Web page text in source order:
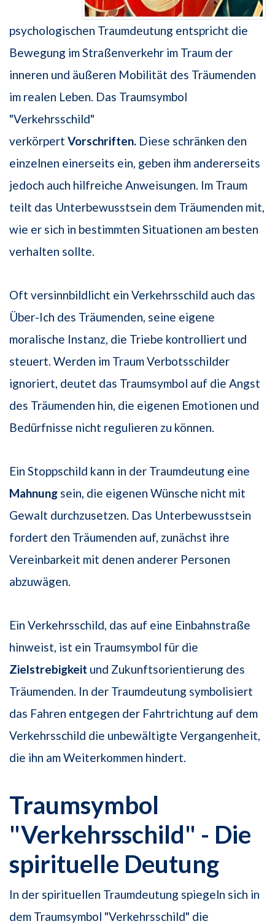
psychologischen Traumdeutung entspricht die
Bewegung im Straßenverkehr im Traum der
inneren und äußeren Mobilität des Träumenden
im realen Leben. Das Traumsymbol
"Verkehrsschild"
verkörpert Vorschriften. Diese schränken den
einzelnen einerseits ein, geben ihm andererseits
jedoch auch hilfreiche Anweisungen. Im Traum
teilt das Unterbewusstsein dem Träumenden mit,
wie er sich in bestimmten Situationen am besten
verhalten sollte.
Oft versinnbildlicht ein Verkehrsschild auch das
Über-Ich des Träumenden, seine eigene
moralische Instanz, die Triebe kontrolliert und
steuert. Werden im Traum Verbotsschilder
ignoriert, deutet das Traumsymbol auf die Angst
des Träumenden hin, die eigenen Emotionen und
Bedürfnisse nicht regulieren zu können.
Ein Stoppschild kann in der Traumdeutung eine
Mahnung sein, die eigenen Wünsche nicht mit
Gewalt durchzusetzen. Das Unterbewusstsein
fordert den Träumenden auf, zunächst ihre
Vereinbarkeit mit denen anderer Personen
abzuwägen.
Ein Verkehrsschild, das auf eine Einbahnstraße
hinweist, ist ein Traumsymbol für die
Zielstrebigkeit und Zukunftsorientierung des
Träumenden. In der Traumdeutung symbolisiert
das Fahren entgegen der Fahrtrichtung auf dem
Verkehrsschild die unbewältigte Vergangenheit,
die ihn am Weiterkommen hindert.
Traumsymbol
"Verkehrsschild" - Die
spirituelle Deutung
In der spirituellen Traumdeutung spiegeln sich in
dem Traumsymbol "Verkehrsschild" die